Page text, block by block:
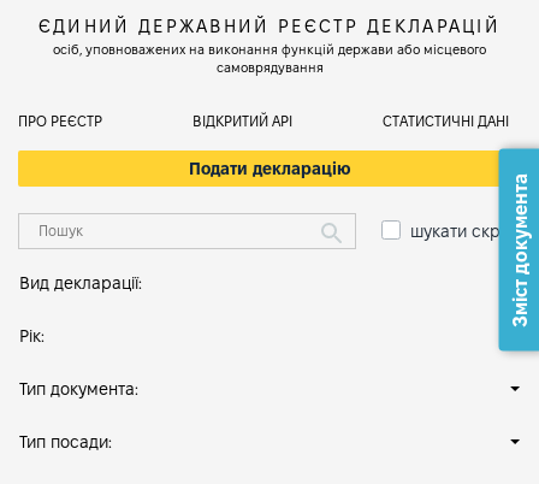
ЄДИНИЙ ДЕРЖАВНИЙ РЕЄСТР ДЕКЛАРАЦІЙ
осіб, уповноважених на виконання функцій держави або місцевого
самоврядування
ПРО РЕЄСТР ВІДКРИТИЙ АРІ СТАТИСТИЧНІ ДАНІ
Подати декларацію
шукати скрізь
Вид декларації:
Рік:
Тип документа:
Тип посади:
Зміст документа